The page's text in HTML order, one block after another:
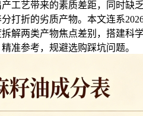
工艺带来的素质差距，同时缺
打折的劣质产物。本文连系
解两类产物焦点差别，搭建科
精准参考，规避选购踩坑问题。